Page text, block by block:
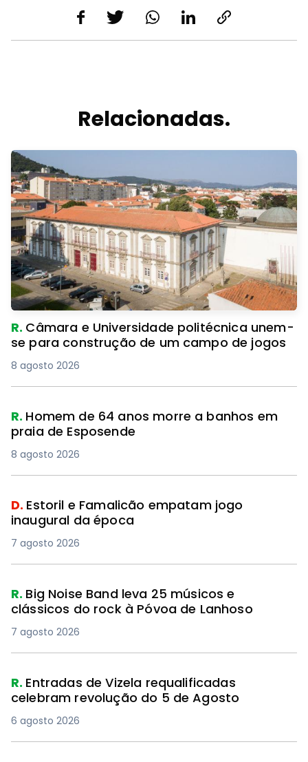
Relacionadas.
R. Câmara e Universidade politécnica unem-
se para construção de um campo de jogos
8 agosto 2026
R. Homem de 64 anos morre a banhos em
praia de Esposende
8 agosto 2026
D. Estoril e Famalicão empatam jogo
inaugural da época
7 agosto 2026
R. Big Noise Band leva 25 músicos e
clássicos do rock à Póvoa de Lanhoso
7 agosto 2026
R. Entradas de Vizela requalificadas
celebram revolução do 5 de Agosto
6 agosto 2026